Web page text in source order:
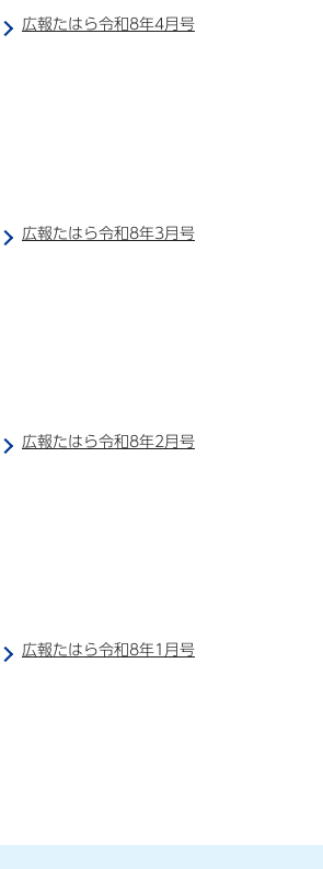
広報たはら令和8年4月号
広報たはら令和8年3月号
広報たはら令和8年2月号
広報たはら令和8年1月号